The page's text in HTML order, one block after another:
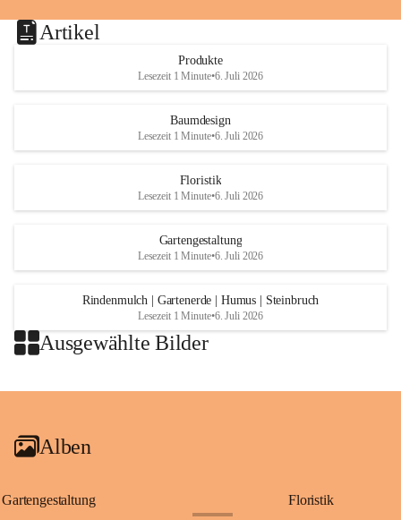
Artikel
Produkte
Lesezeit 1 Minute•6. Juli 2026
Baumdesign
Lesezeit 1 Minute•6. Juli 2026
Floristik
Lesezeit 1 Minute•6. Juli 2026
Gartengestaltung
Lesezeit 1 Minute•6. Juli 2026
Rindenmulch | Gartenerde | Humus | Steinbruch
Lesezeit 1 Minute•6. Juli 2026
Ausgewählte Bilder
+2
Alben
Gartengestaltung Floristik